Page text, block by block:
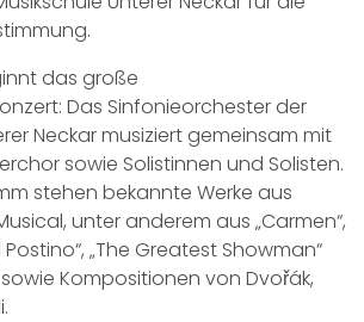
das große
Das Sinfonieorchester der
Neckar musiziert gemeinsam mit
sowie Solistinnen und Solisten.
stehen bekannte Werke aus
unter anderem aus „Carmen“,
Postino“, „The Greatest Showman“
sowie Kompositionen von Dvořák,